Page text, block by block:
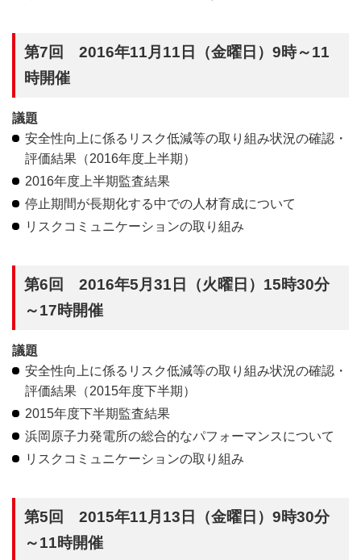
第7回 2016年11月11日（金曜日）9時～11
時開催
議題
安全性向上に係るリスク低減等の取り組み状況の確認・
評価結果（2016年度上半期）
2016年度上半期監査結果
停止期間が長期化する中での人材育成について
リスクコミュニケーションの取り組み
第6回 2016年5月31日（火曜日）15時30分
～17時開催
議題
安全性向上に係るリスク低減等の取り組み状況の確認・
評価結果（2015年度下半期）
2015年度下半期監査結果
浜岡原子力発電所の総合的なパフォーマンスについて
リスクコミュニケーションの取り組み
第5回 2015年11月13日（金曜日）9時30分
～11時開催